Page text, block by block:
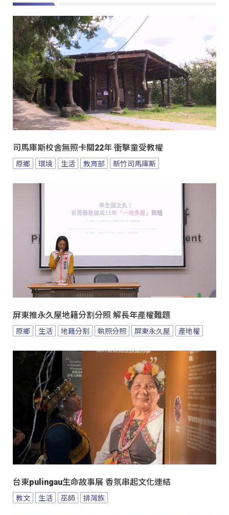
司馬庫斯校舍無照卡關22年 衝擊童受教權
原鄉 環境 生活 教育部 新竹司馬庫斯
屏東推永久屋地籍分割分照 解長年產權難題
原鄉 生活 地籍分割 執照分照 屏東永久屋 產地權
台東pulingau生命故事展 香氛串起文化連結
教文 生活 巫師 排灣族